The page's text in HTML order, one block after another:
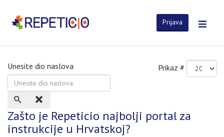
Prijava
Unesite dio naslova Prikaz #
Zašto je Repeticio najbolji portal za
instrukcije u Hrvatskoj?